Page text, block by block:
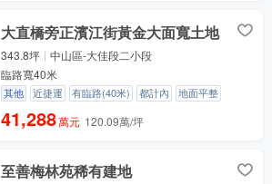
大直橋旁正濱江街黃金大面寬土地
343.8坪
中山區-大佳段二小段
臨路寬40米
其他 近捷運 有臨路(40米) 都計內 地面平整
41,288萬元 120.09萬/坪
至善梅林苑稀有建地